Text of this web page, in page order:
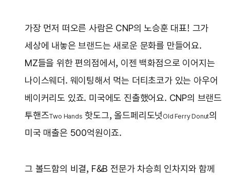
가장 먼저 떠오른 사람은 CNP의 노승훈 대표! 그가
세상에 내놓은 브랜드는 새로운 문화를 만들어요.
MZ들을 위한 편의점에서, 이젠 백화점으로 이어지는
나이스웨더. 웨이팅해서 먹는 더티초코가 있는 아우어
베이커리도 있죠. 미국에도 진출했어요. CNP의 브랜드
투핸즈Two Hands 핫도그, 올드페리도넛Old Ferry Donut의
미국 매출은 500억원이죠.
그 볼드함의 비결, F&B 전문가 차승희 인차지와 함께